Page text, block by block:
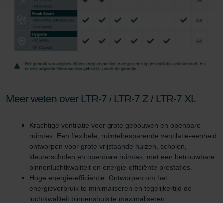
Zehnder Group Nederland bv: Privacyverklaringen
Zehnder Group Sales International: Privacy Policy
Zehnder Group Schweiz AG: Datenschutz
Zehnder Polska Sp. z o.o.: Oświadczenie o ochronie
danych Zehnder
Zehnder Group UK Limited: Privacy Policy
Meer weten over LTR-7 / LTR-7 Z / LTR-7 XL
Krachtige ventilatie voor grote gebouwen en openbare
ruimtes: Een flexibele, ruimtebesparende ventilatie-eenheid
ontworpen voor grote vrijstaande huizen, scholen,
kleuterscholen en openbare ruimtes, met een betrouwbare
binnenluchtkwaliteit en energie-efficiënte prestaties.
Hoge energie-efficiëntie: Ontworpen om het
energieverbruik te minimaliseren en tegelijkertijd de
luchtkwaliteit binnenshuis te maximaliseren.